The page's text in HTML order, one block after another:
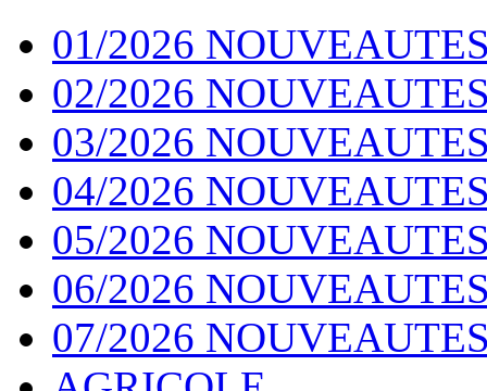
01/2026
02/2026
03/2026
04/2026
05/2026
06/2026
07/2026